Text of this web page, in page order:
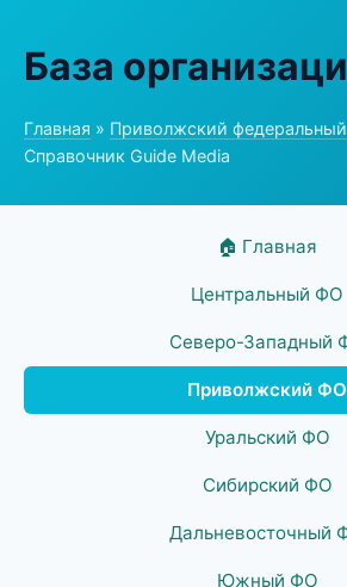
База
Главная » Приволжский
Справочник Guide Media
🏠 Главная
Центральный ФО
Северо-Западный
Приволжский ФО
Уральский ФО
Сибирский ФО
Дальневосточный
Южный ФО